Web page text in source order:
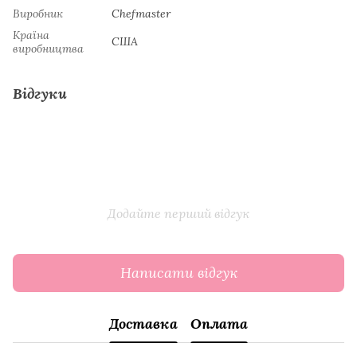
Виробник
Chefmaster
Країна
виробництва
США
Відгуки
Додайте перший відгук
Написати відгук
Доставка Оплата